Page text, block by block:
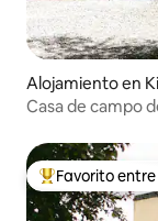
Alojamiento en
Casa de campo
Favorito entre
Favorito